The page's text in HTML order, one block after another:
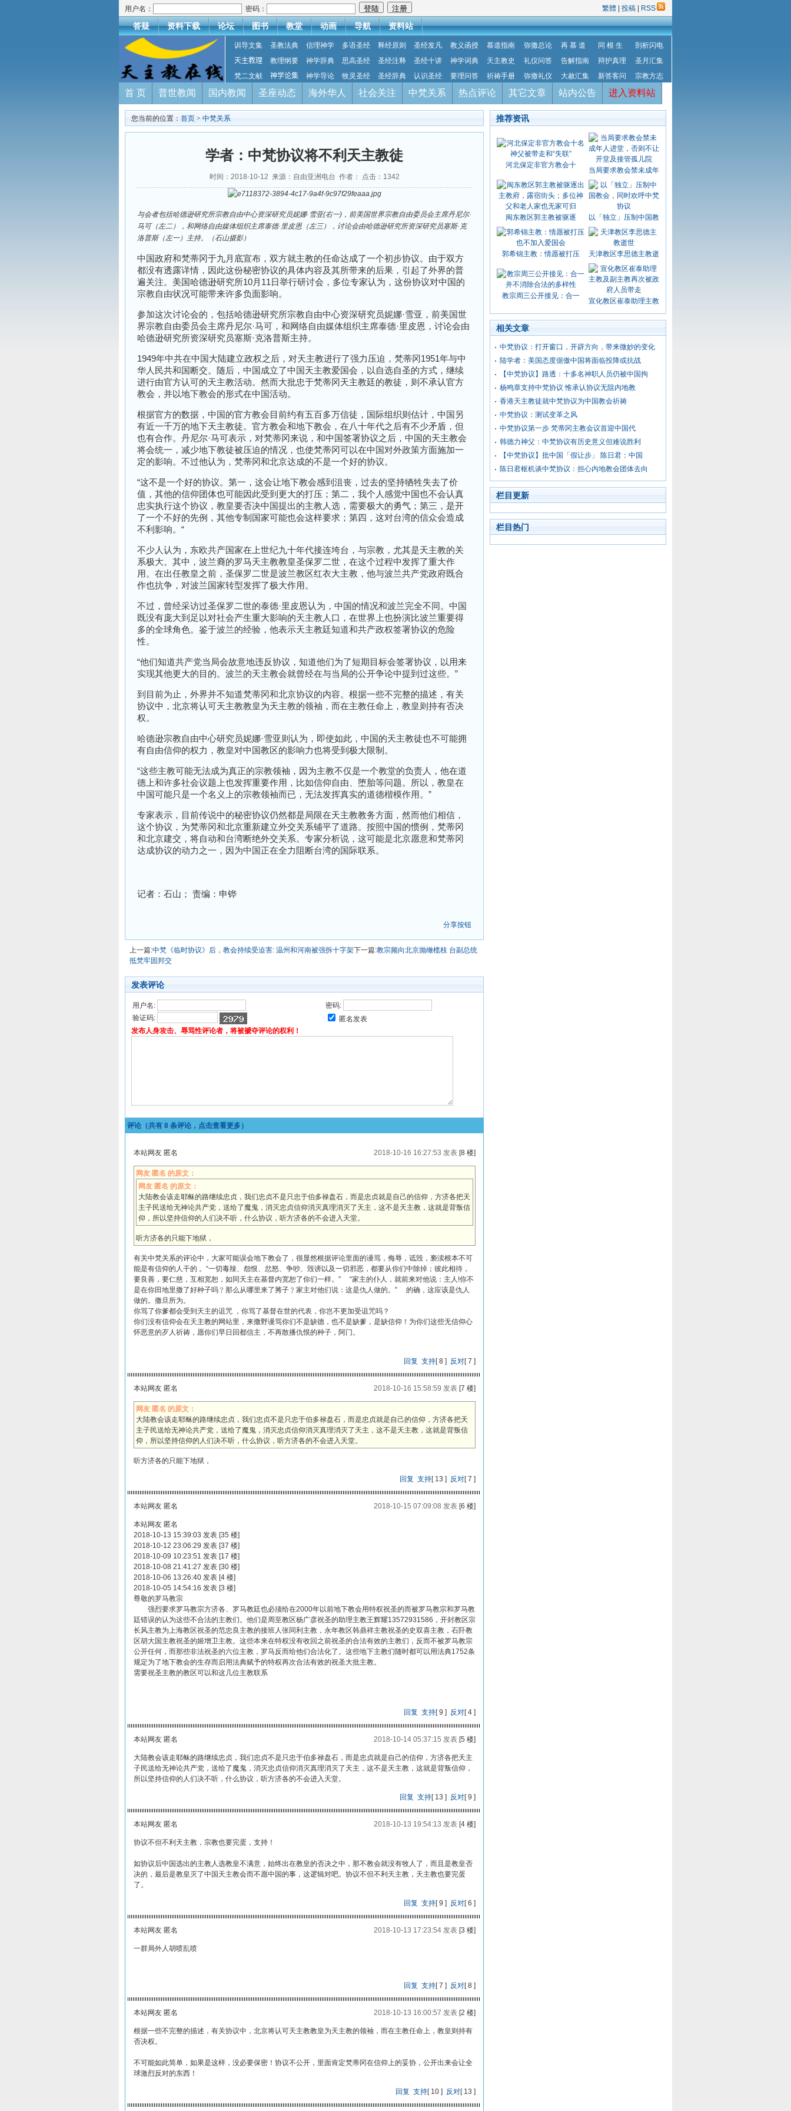
用户名： 密码： 繁體 投稿 RSS
答疑 资料下载 论坛 图书 教堂 动画 导航 资料站
训导文集 圣教法典 信理神学 多语圣经 释经原则 圣经发凡 教义函授 慕道指南 弥撒总论 再 慕 道 同 根 生
剖析闪电
天主教理
教理纲要 神学辞典 思高圣经 圣经注释 圣经十讲 神学词典 天主教史 礼仪问答 告解指南 辩护真理
圣月汇集
梵二文献
神学论集 神学导论 牧灵圣经 圣经辞典 认识圣经 要理问答 祈祷手册 弥撒礼仪 大赦汇集 新答客问 宗教方志
首 页 普世教闻 国内教闻 圣座动态 海外华人 社会关注 中梵关系 热点评论 其它文章 站内公告 进入资料站
您当前的位置： 首页 > 中梵关系
学者：中梵协议将不利天主教徒
时间：2018-10-12 来源：自由亚洲电台 作者： 点击： 1342
与会者包括哈德逊研究所宗教自由中心资深研究员妮娜·雪亚(右一)，前美国世界宗教自由委员会主席丹尼尔·
马可（左二），和网络自由媒体组织主席泰德·里皮恩（左三），讨论会由哈德逊研究所资深研究员塞斯·克
洛普斯（左一）主持。（石山摄影）
中国政府和梵蒂冈于九月底宣布，双方就主教的任命达成了一个初步协议。由于双方
都没有透露详情，因此这份秘密协议的具体内容及其所带来的后果，引起了外界的普
遍关注。美国哈德逊研究所10月 11日举行研讨会，多位专家认为，这份协议对中国的
宗教自由状况可能带来许多负面影响。
参加这次讨论会的，包括哈德逊研究所宗教自由中心资深研究员妮娜·雪亚，前美国世
界宗教自由委员会主席丹尼尔·马可，和网络自由媒体组织主席泰德·里皮恩，讨论会由
哈德逊研究所资深研究员塞斯·克洛普斯主持。
1949年中共在中国大陆建立政权之后，对天主教进行了强力压迫，梵蒂冈1951年与中
华人民共和国断交。随后，中国成立了中国天主教爱国会，以自选自圣的方式，继续
进行由官方认可的天主教活动。然而大批忠于梵蒂冈天主教廷的教徒，则不承认官方
教会，并以地下教会的形式在中国活动。
根据官方的数据，中国的官方教会目前约有五百多万信徒，国际组织则估计，中国另
有近一千万的地下天主教徒。官方教会和地下教会，在八十年代之后有不少矛盾，但
也有合作。丹尼尔·马可表示，对梵蒂冈来说，和中国签署协议之后，中国的天主教会
将会统一，减少地下教徒被压迫的情况，也使梵蒂冈可以在中国对外政策方面施加一
定的影响。不过他认为，梵蒂冈和北京达成的不是一个好的协议。
“这不是一个好的协议。第一，这会让地下教会感到沮丧，过去的坚持牺牲失去了价
值，其他的信仰团体也可能因此受到更大的打压；第二，我个人感觉中国也不会认真
忠实执行这个协议，教皇要否决中国提出的主教人选，需要极大的勇气；第三，是开
了一个不好的先例，其他专制国家可能也会这样要求；第四，这对台湾的信众会造成
不利影响。 “
不少人认为，东欧共产国家在上世纪九十年代接连垮台，与宗教，尤其是天主教的关
系极大。其中，波兰裔的罗马天主教教皇圣保罗二世 ，在这个过程中发挥了重大作
用。在出任教皇之前，圣保罗二世是波兰教区红衣大主教，他与波兰共产党政府既合
作也抗争，对波兰国家转型发挥了极大作用。
不过，曾经采访过圣保罗二世的泰德·里皮恩认为，中国的情况和波兰完全不同。中国
既没有庞大到足以对社会产生重大影响的天主教人口，在世界上也扮演比波兰重要得
多的全球角色。鉴于波兰的经验，他表示天主教廷知道和共产政权签署协议的危险
性。
“他们知道共产党当局会故意地违反协议，知道他们为了短期目标会签署协议，以用来
实现其他更大的目的。波兰的天主教会就曾经在与当局的公开争论中提到过这些。”
到目前为止，外界并不知道梵蒂冈和北京协议的内容。根据一些不完整的描述，有关
协议中，北京将认可天主教教皇为天主教的领袖，而在主教任命上，教皇则持有否决
权。
哈德逊宗教自由中心研究员妮娜·雪亚则认为，即使如此，中国的天主教徒也不可能拥
有自由信仰的权力，教皇对中国教区的影响力也将受到极大限制。
“这些主教可能无法成为真正的宗教领袖，因为主教不仅是一个教堂的负责人，他在道
德上和许多社会议题上也发挥重要作用，比如信仰自由、堕胎等问题。所以，教皇在
中国可能只是一个名义上的宗教领袖而已，无法发挥真实的道德楷模作用。”
专家表示，目前传说中的秘密协议仍然都是局限在天主教教务方面，然而他们相信，
这个协议，为梵蒂冈和北京重新建立外交关系铺平了道路。按照中国的惯例，梵蒂冈
和北京建交，将自动和台湾断绝外交关系。专家分析说，这可能是北京愿意和梵蒂冈
达成协议的动力之一，因为中国正在全力阻断台湾的国际联系。
记者：石山； 责编：申铧
分享按钮
上一篇:中梵《临时协议》后，教会持续受迫害: 温州和河南被强拆十字架下一篇:教宗频向北京抛橄榄枝 台副总统
抵梵牢固邦交
发表评论
用户名:
密码:
验证码:
匿名发表
发布人身攻击、辱骂性评论者，将被褫夺评论的权利！
评论（共有 8 条评论，点击查看更多）
本站网友 匿名 2018-10-16 16:27:53 发表[8 楼]
网友 匿名 的原文：
网友 匿名 的原文：
大陆教会该走耶稣的路继续忠贞，我们忠贞不是只忠于伯多禄盘石，而是忠贞就是自己的信仰，方济各把天
主子民送给无神论共产党，送给了魔鬼，消灭忠贞信仰消灭真理消灭了天主，这不是天主教，这就是背叛信
仰，所以坚持信仰的人们决不听，什么协议，听方济各的不会进入天堂。
听方济各的只能下地狱，
有关中梵关系的评论中，大家可能误会地下教会了，很显然根据评论里面的谩骂，侮辱，诋毁，亵渎根本不可
能是有信仰的人干的 。“一切毒辣、怨恨、忿怒、争吵、毁谤以及一切邪恶，都要从你们中除掉；彼此相待，
要良善，要仁慈，互相宽恕，如同天主在基督内宽恕了你们一样。” “家主的仆人，就前来对他说：主人!你不
是在你田地里撒了好种子吗﹖那么从哪里来了莠子﹖家主对他们说：这是仇人做的。” 的确，这应该是仇人
做的。撒旦所为。
你骂了你爹都会受到天主的诅咒 ，你骂了基督在世的代表，你岂不更加受诅咒吗？
你们没有信仰会在天主教的网站里，来撒野谩骂你们不是缺德，也不是缺爹，是缺信仰！为你们这些无信仰心
怀恶意的歹人祈祷，愿你们早日回都信主，不再散播仇恨的种子，阿门。
回复 支持[8 ] 反对[7 ]
本站网友 匿名 2018-10-16 15:58:59 发表[7 楼]
网友 匿名 的原文：
大陆教会该走耶稣的路继续忠贞，我们忠贞不是只忠于伯多禄盘石，而是忠贞就是自己的信仰，方济各把天
主子民送给无神论共产党，送给了魔鬼，消灭忠贞信仰消灭真理消灭了天主，这不是天主教，这就是背叛信
仰，所以坚持信仰的人们决不听，什么协议，听方济各的不会进入天堂。
听方济各的只能下地狱，
回复 支持[13 ] 反对[7 ]
本站网友 匿名 2018-10-15 07:09:08 发表[6 楼]
本站网友 匿名
2018-10-13 15:39:03 发表 [35 楼]
2018-10-12 23:06:29 发表 [37 楼]
2018-10-09 10:23:51 发表 [17 楼]
2018-10-08 21:41:27 发表 [30 楼]
2018-10-06 13:26:40 发表 [4 楼]
2018-10-05 14:54:16 发表 [3 楼]
尊敬的罗马教宗
强烈要求罗马教宗方济各、罗马教廷也必须给在2000年以前地下教会用特权祝圣的而被罗马教宗和罗马教
廷错误的认为这些不合法的主教们。他们是周至教区杨广彦祝圣的助理主教王辉耀13572931586，开封教区宗
长风主教为上海教区祝圣的范忠良主教的接班人张同利主教，永年教区韩鼎祥主教祝圣的史双喜主教，石阡教
区胡大国主教祝圣的姬增卫主教。这些本来在特权没有收回之前祝圣的合法有效的主教们，反而不被罗马教宗
公开任何，而那些非法祝圣的六位主教，罗马反而给他们合法化了。这些地下主教们随时都可以用法典1752条
规定为了地下教会的生存而启用法典赋予的特权再次合法有效的祝圣大批主教。
需要祝圣主教的教区可以和这几位主教联系
回复 支持[9 ] 反对[4 ]
本站网友 匿名 2018-10-14 05:37:15 发表[5 楼]
大陆教会该走耶稣的路继续忠贞，我们忠贞不是只忠于伯多禄盘石，而是忠贞就是自己的信仰，方济各把天主
子民送给无神论共产党，送给了魔鬼，消灭忠贞信仰消灭真理消灭了天主，这不是天主教，这就是背叛信仰，
所以坚持信仰的人们决不听，什么协议，听方济各的不会进入天堂。
回复 支持[13 ] 反对[9 ]
本站网友 匿名 2018-10-13 19:54:13 发表[4 楼]
协议不但不利天主教，宗教也要完蛋，支持！
如协议后中国选出的主教人选教皇不满意，始终出在教皇的否决之中，那不教会就没有牧人了，而且是教皇否
决的，最后是教皇灭了中国天主教会而不愿中国的事，这逻辑对吧。协议不但不利天主教，天主教也要完蛋
了。
回复 支持[9 ] 反对[6 ]
本站网友 匿名 2018-10-13 17:23:54 发表[3 楼]
一群局外人胡喷乱喷
回复 支持[7 ] 反对[8 ]
本站网友 匿名 2018-10-13 16:00:57 发表[2 楼]
根据一些不完整的描述，有关协议中，北京将认可天主教教皇为天主教的领袖，而在主教任命上，教皇则持有
否决权。
不可能如此简单，如果是这样，没必要保密！协议不公开，里面肯定梵蒂冈在信仰上的妥协，公开出来会让全
球激烈反对的东西！
回复 支持[10 ] 反对[13 ]
推荐资讯
河北保定非官方教会十
当局要求教会禁未成年
闽东教区郭主教被驱逐 以「独立」压制中国教
郭希锦主教：情愿被打压 天津教区李思德主教逝
教宗周三公开接见：合一
宣化教区崔泰助理主教
相关文章
中梵协议：打开窗口，开辟方向，带来微妙的变化
陆学者：美国态度倨傲中国将面临投降或抗战
【中梵协议】路透：十多名神职人员仍被中国拘
杨鸣章支持中梵协议 惟承认协议无阻内地教
香港天主教徒就中梵协议为中国教会祈祷
中梵协议：测试变革之风
中梵协议第一步 梵蒂冈主教会议首迎中国代
韩德力神父：中梵协议有历史意义但难说胜利
【中梵协议】批中国「假让步」 陈日君：中国
陈日君枢机谈中梵协议：担心内地教会团体去向
栏目更新
栏目热门